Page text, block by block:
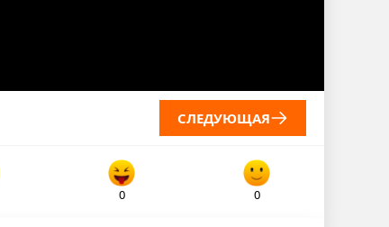
СЛЕДУЮЩАЯ
0 0